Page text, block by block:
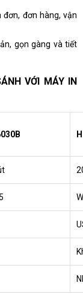
đơn hàng, vận
gọn gàng và tiết
VỚI MÁY IN